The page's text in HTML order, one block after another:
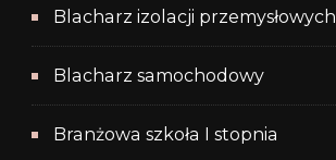
Blacharz izolacji przemysłowych
Blacharz samochodowy
Branżowa szkoła I stopnia